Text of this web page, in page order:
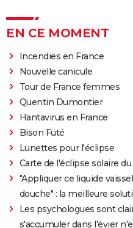
EN CE MOMENT
Incendies en France
Nouvelle canicule
Tour de France femmes
Quentin Dumontier
Hantavirus en France
Bison Futé
Lunettes pour l'éclipse
Carte de l'éclipse solaire du
"Appliquer ce liquide
douche" : la meilleure
Les psychologues sont
s'accumuler dans l'évier